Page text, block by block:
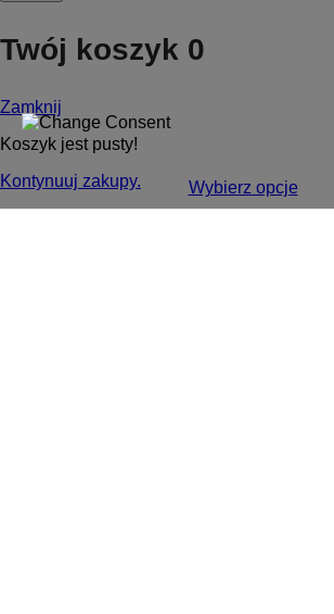
Wybierz opcje
Twój koszyk 0
Zamknij
Koszyk jest pusty!
Kontynuuj zakupy.